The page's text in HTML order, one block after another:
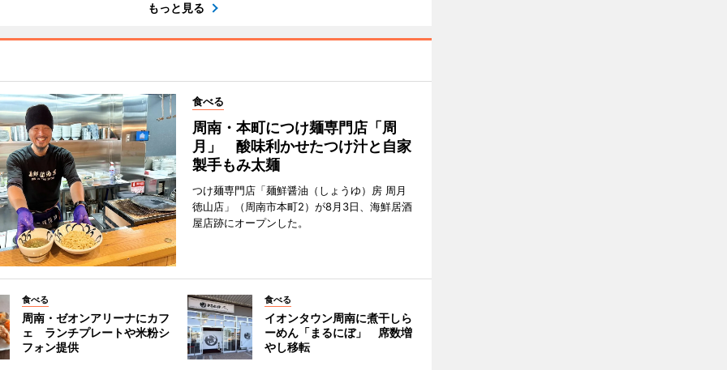
もっと見る
食べる
周南・本町につけ麺専門店「周
月」 酸味利かせたつけ汁と自家
製手もみ太麺
つけ麺専門店「麺鮮醤油（しょうゆ）房 周月
徳山店」（周南市本町2）が8月3日、海鮮居酒
屋店跡にオープンした。
食べる
周南・ゼオンアリーナにカフ
ェ ランチプレートや米粉シ
フォン提供
食べる
イオンタウン周南に煮干しら
ーめん「まるにぼ」 席数増
やし移転